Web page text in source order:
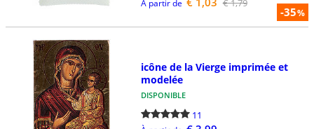
-35%
À partir de
icône de la Vierge imprimée et
modelée
DISPONIBLE
11